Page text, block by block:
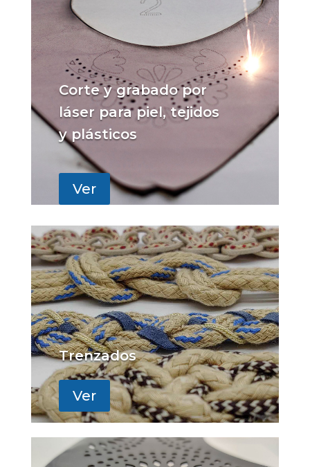
Corte y grabado por
láser para piel, tejidos
y plásticos
Ver
Trenzados
Ver